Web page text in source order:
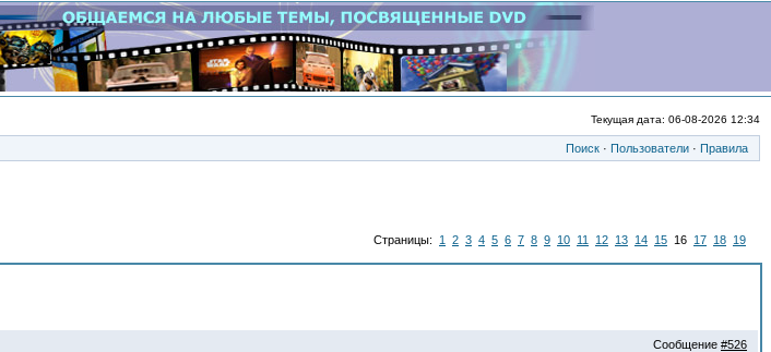
Текущая дата: 06-08-2026 12:34
Поиск · Пользователи · Правила
Страницы: 1 2 3 4 5 6 7 8 9 10 11 12 13 14 15 16 17 18 19
Сообщение #526